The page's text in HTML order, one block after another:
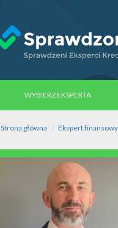
WYBIERZ EKSPERTA
Strona główna Ekspert